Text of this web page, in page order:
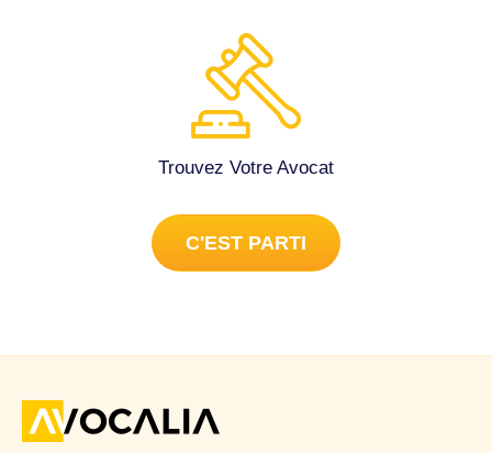
Trouvez Votre Avocat
C'EST PARTI